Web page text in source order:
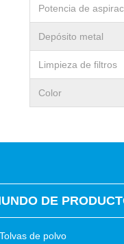
Potencia de
Depósito metal
Limpieza de filtros
Color
DE
de polvo